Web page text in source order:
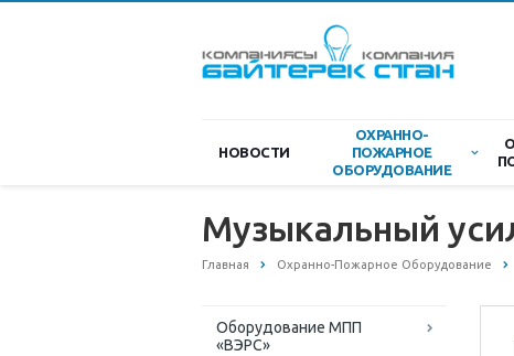
НОВОСТИ
ОХРАННО-
ПОЖАРНОЕ
ОБОРУДОВАНИЕ
Музыкальный
Главная Охранно-Пожарное Оборудование
Оборудование МПП
«ВЭРС»